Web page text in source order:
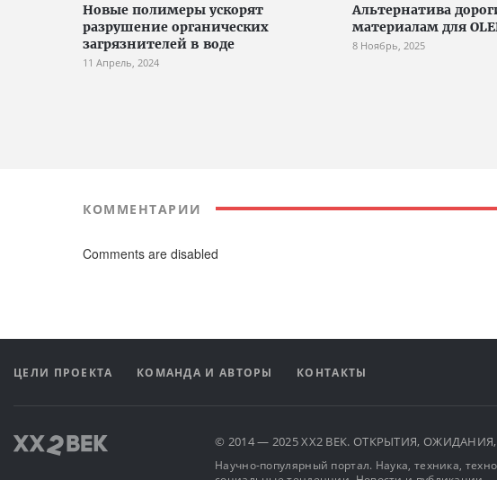
Новые полимеры ускорят
разрушение органических
загрязнителей в воде
11 Апрель, 2024
Альтернатива
материалам для
8 Ноябрь, 2025
КОММЕНТАРИИ
Comments are disabled
ЦЕЛИ ПРОЕКТА КОМАНДА И АВТОРЫ КОНТАКТЫ
© 2014 — 2025 XX2 ВЕК. ОТКРЫТИЯ,
Научно-популярный портал. Наука, техника,